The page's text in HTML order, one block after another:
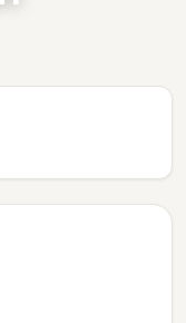
מודעות